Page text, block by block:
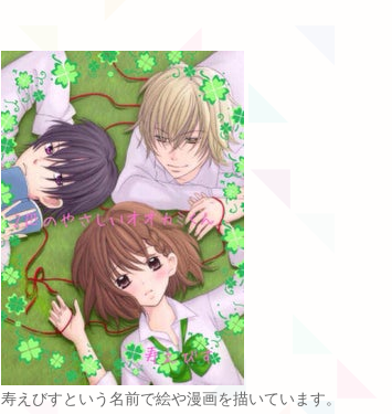
寿えびすという名前で絵や漫画を描いています。